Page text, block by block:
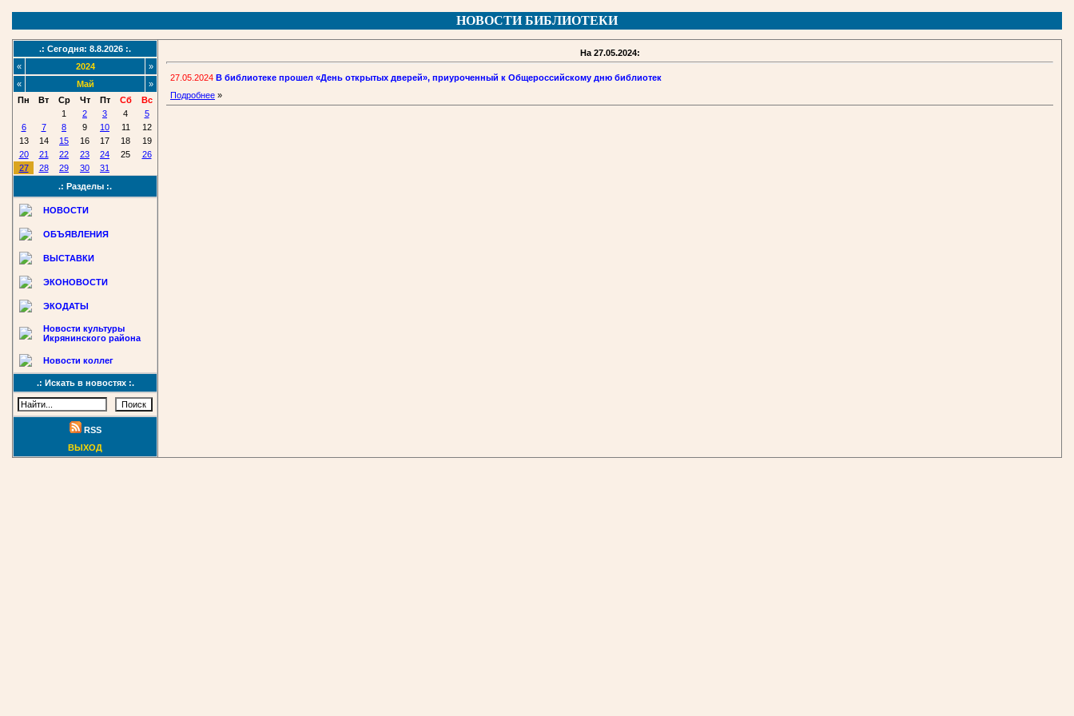
НОВОСТИ БИБЛИОТЕКИ
.: Сегодня: 8.8.2026 :.
«
2024
»
«
Май
»
Пн
Вт Ср Чт Пт Сб
Вс
1
2 3 4
5
6
7 8 9 10 11
12
13
14 15 16 17 18
19
20
21 22 23 24 25
26
27
28 29 30
31
.: Разделы :.
НОВОСТИ
ОБЪЯВЛЕНИЯ
ВЫСТАВКИ
ЭКОНОВОСТИ
ЭКОДАТЫ
Новости культуры
Икрянинского района
Новости коллег
.: Искать в новостях :.
RSS
ВЫХОД
На 27.05.2024:
27.05.2024 В библиотеке прошел «День открытых дверей», приуроченный к Общероссийскому дню библиотек
Подробнее »